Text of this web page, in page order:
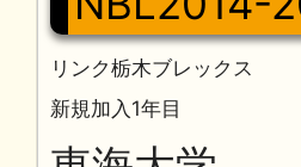
リンク栃木ブレックス
新規加入1年目